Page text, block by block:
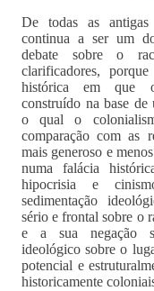
De todas as antigas
continua a ser um
debate sobre o
clarificadores,
histórica em que o
construído na base de
o qual o
comparação com as
mais generoso e
numa falácia
hipocrisia e
sedimentação
sério e frontal sobre o
e a sua negação
ideológico sobre o
potencial e
historicamente